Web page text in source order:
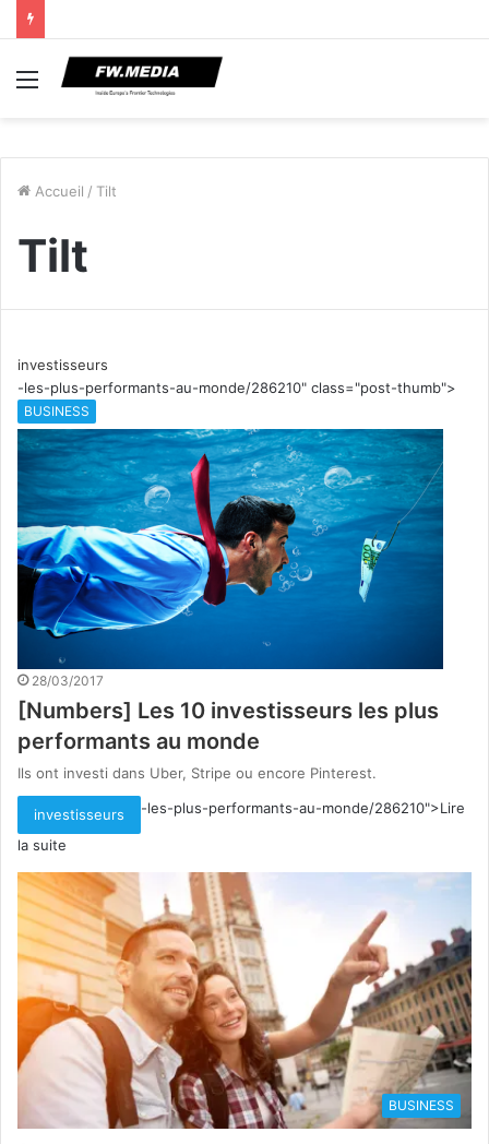
Menu
Accueil / Tilt
Tilt
investisseurs
-les-plus-performants-au-monde/286210" class="post-thumb">
BUSINESS
28/03/2017
[Numbers] Les 10 investisseurs les plus
performants au monde
Ils ont investi dans Uber, Stripe ou encore Pinterest.
investisseurs -les-plus-performants-au-monde/286210">Lire
la suite
BUSINESS